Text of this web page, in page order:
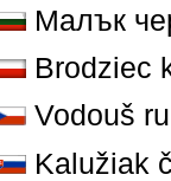
Малък
Brodziec
Vodouš
Kalužiak